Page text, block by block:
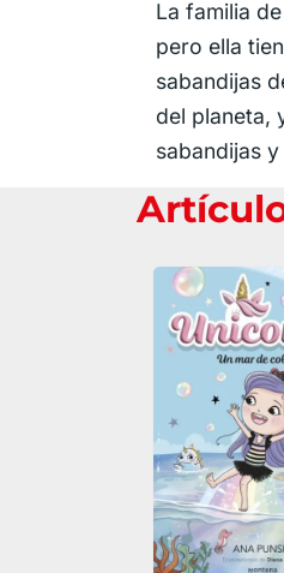
La familia
pero ella
sabandijas
del planeta,
sabandijas